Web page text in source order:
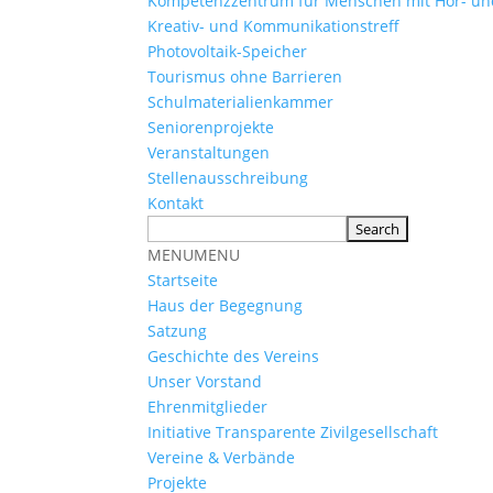
Kreativ- und Kommunikationstreff
Photovoltaik-Speicher
Tourismus ohne Barrieren
Schulmaterialienkammer
Seniorenprojekte
Veranstaltungen
Stellenausschreibung
Kontakt
MENUMENU
Startseite
Haus der Begegnung
Satzung
Geschichte des Vereins
Unser Vorstand
Ehrenmitglieder
Initiative Transparente Zivilgesellschaft
Vereine & Verbände
Projekte